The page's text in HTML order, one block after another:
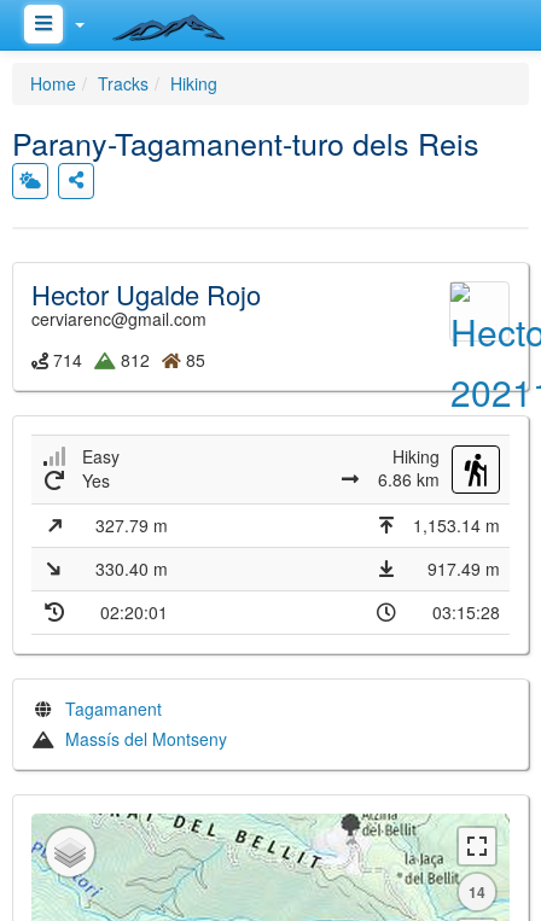
Home Tracks Hiking
Parany-Tagamanent-turo dels Reis
Hector Ugalde Rojo
cerviarenc@gmail.com
714
812 85
Easy
Hiking
6.86 km
Yes
327.79 m
1,153.14 m
330.40 m
917.49 m
02:20:01
03:15:28
Tagamanent
Massís del Montseny
14